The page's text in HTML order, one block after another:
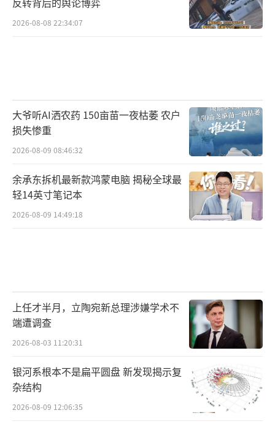
适用法律准确。需要明确的是，警方撤案仅代
表刑事追责程序终结，并不会消灭案件的民事
护人追责维权。（责任编辑：0882）
2026-08-08 22:34:07
大爷听AI洒农药 150亩苗一夜枯萎 农户
损失惨重
2026-08-09 08:46:32
余承东拆机最新款鸿蒙电脑 揭秘全球最
轻14英寸笔记本
2026-08-09 14:49:18
上任才半月，立陶宛新总理涉嫌学术不
端遭调查
2026-08-03 11:20:31
银河系根本不是扁平圆盘 新发现揭示复
杂结构
2026-08-09 12:06:35